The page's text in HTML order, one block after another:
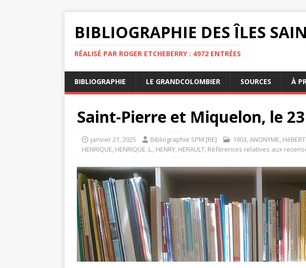
BIBLIOGRAPHIE DES ÎLES
RÉALISÉ PAR ROGER ETCHEBERRY : 4972 ENTRÉES
BIBLIOGRAPHIE LE GRANDCOLOMBIER SOURCES À
Saint-Pierre et Miquelon, le
janvier 21, 2025 Bibliographie SPM [RE] 1903,ANONYME, HéBERT
HENRIQUE, HENRIQUE. L., HENRY, HERAULT, Références relatives aux